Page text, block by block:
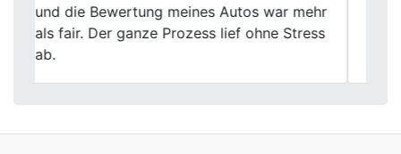
Laufleistung und Ausstattung wurden
sachlich bewertet und transparent
erläutert.